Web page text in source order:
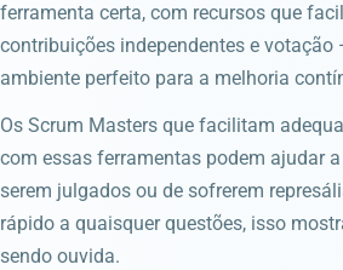
ferramenta certa, com recursos que
contribuições independentes e votação
ambiente perfeito para a melhoria
Os Scrum Masters que facilitam
com essas ferramentas podem ajudar
serem julgados ou de sofrerem
rápido a quaisquer questões, isso
sendo ouvida.